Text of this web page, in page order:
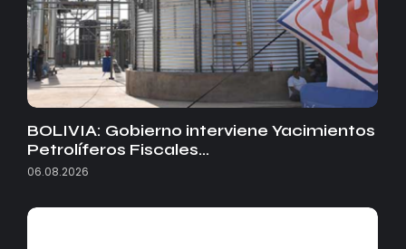
BOLIVIA: Gobierno interviene Yacimientos
Petrolíferos Fiscales…
06.08.2026